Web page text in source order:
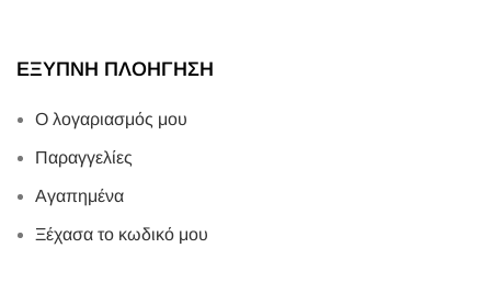
ΕΞΥΠΝΗ ΠΛΟΗΓΗΣΗ
Ο λογαριασμός μου
Παραγγελίες
Αγαπημένα
Ξέχασα το κωδικό μου